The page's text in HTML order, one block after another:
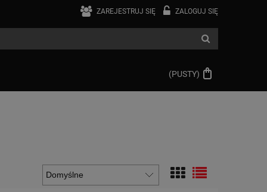
ZAREJESTRUJ SIĘ ZALOGUJ SIĘ
(PUSTY)